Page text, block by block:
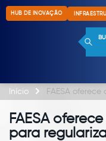
HUB DE INOVAÇÃO
Início FAESA
FAESA
para